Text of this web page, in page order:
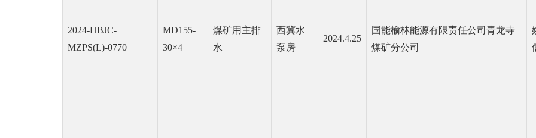
2024-HBJC-
MZPS(L)-0770
MD155-
30×4
煤矿用主排
水
西冀水
泵房
2024.4.25
国能榆林能源有限责任公司青龙寺
煤矿分公司